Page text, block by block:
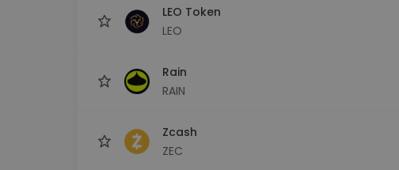
LEO Token
LEO
Rain
RAIN
Zcash
ZEC